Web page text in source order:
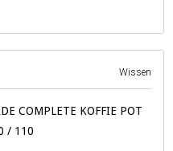
Wissen
COMPLETE KOFFIE POT
/ 110